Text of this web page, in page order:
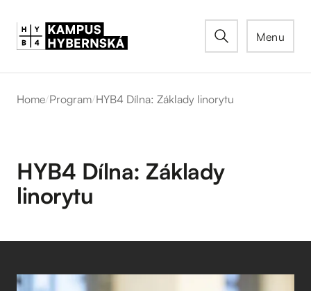
Menu
Home/Program/HYB4 Dílna: Základy linorytu
HYB4 Dílna: Základy
linorytu